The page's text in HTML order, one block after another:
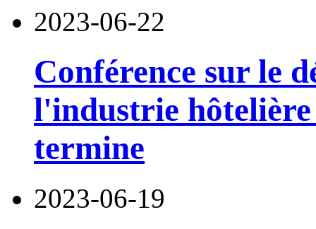
2023-06-22
Conférence sur le
l'industrie hôtelière
termine
2023-06-19